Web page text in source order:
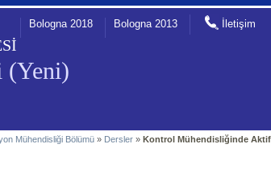
(Yeni)
Bologna 2018 Bologna 2013 İletişim
Mühendisliği Bölümü » Dersler »Kontrol Mühendisliğinde Aktif